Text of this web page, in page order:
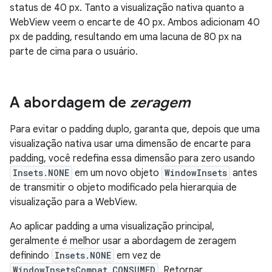
status de 40 px. Tanto a visualização nativa quanto a
WebView veem o encarte de 40 px. Ambos adicionam 40
px de padding, resultando em uma lacuna de 80 px na
parte de cima para o usuário.
A abordagem de zeragem
Para evitar o padding duplo, garanta que, depois que uma
visualização nativa usar uma dimensão de encarte para
padding, você redefina essa dimensão para zero usando
Insets.NONE em um novo objeto WindowInsets antes
de transmitir o objeto modificado pela hierarquia de
visualização para a WebView.
Ao aplicar padding a uma visualização principal,
geralmente é melhor usar a abordagem de zeragem
definindo Insets.NONE em vez de